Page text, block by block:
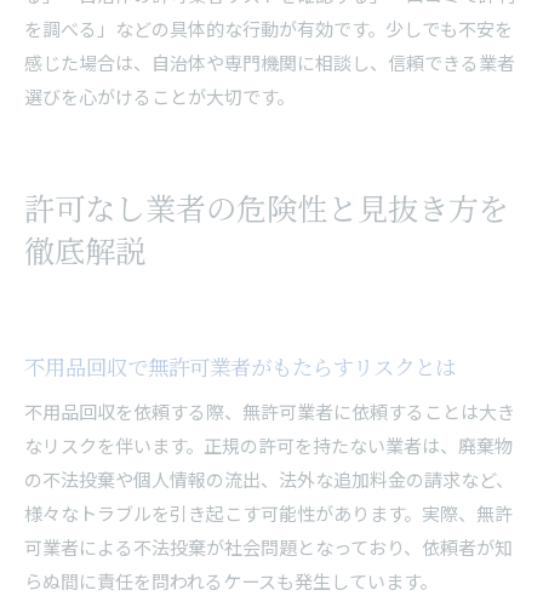
を調べる」などの具体的な行動が有効です。少しでも不安を
感じた場合は、自治体や専門機関に相談し、信頼できる業者
選びを心がけることが大切です。
許可なし業者の危険性と見抜き方を
徹底解説
不用品回収で無許可業者がもたらすリスクとは
不用品回収を依頼する際、無許可業者に依頼することは大き
なリスクを伴います。正規の許可を持たない業者は、廃棄物
の不法投棄や個人情報の流出、法外な追加料金の請求など、
様々なトラブルを引き起こす可能性があります。実際、無許
可業者による不法投棄が社会問題となっており、依頼者が知
らぬ間に責任を問われるケースも発生しています。